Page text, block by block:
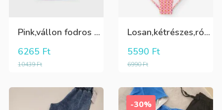
Pink,vállon fodros csini lány kötött póló
10439Ft
6265 Ft
Losan,kétrészes,rózsaszín,sárga,krém színű fürdőruha
6990Ft
5590 Ft
-30%